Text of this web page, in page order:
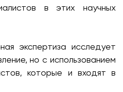
в этих научных
экспертиза исследует
но с использованием
которые и входят в